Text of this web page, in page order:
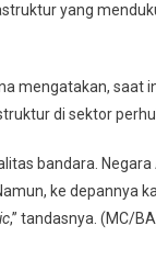
yang
mengatakan,
di sektor
bandara.
ke depannya
,” tandasnya. (MC/